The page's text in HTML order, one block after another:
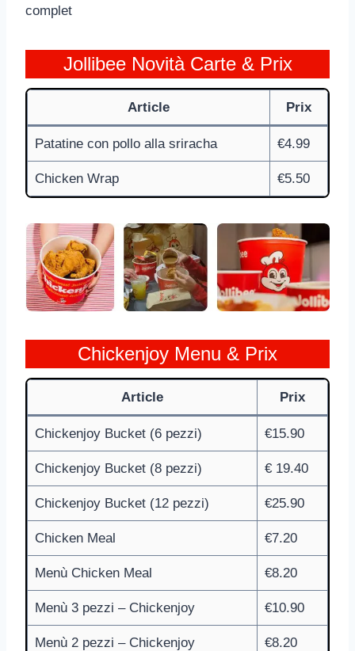
complet
Jollibee Novità Carte & Prix
Article Prix
Patatine con pollo alla sriracha €4.99
Chicken Wrap €5.50
Chickenjoy Menu & Prix
Article Prix
Chickenjoy Bucket (6 pezzi) €15.90
Chickenjoy Bucket (8 pezzi) € 19.40
Chickenjoy Bucket (12 pezzi) €25.90
Chicken Meal €7.20
Menù Chicken Meal €8.20
Menù 3 pezzi – Chickenjoy €10.90
Menù 2 pezzi – Chickenjoy €8.20